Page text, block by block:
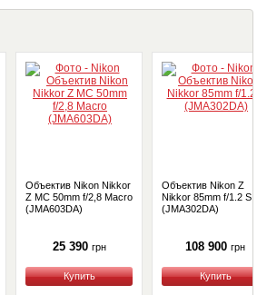
Объектив Nikon Nikkor
Z MC 50mm f/2,8 Macro
(JMA603DA)
25 390 грн
Купить
Объектив Nikon Z
Nikkor 85mm f/1.2 S
(JMA302DA)
108 900 грн
Купить